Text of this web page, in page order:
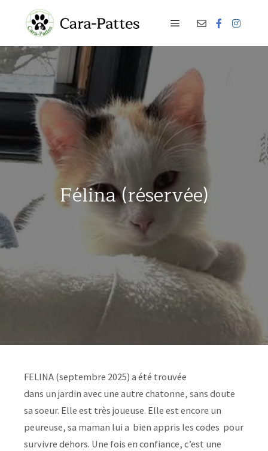
Félina (réservée)
FELINA (septembre 2025) a été trouvée
dans un jardin avec une autre chatonne, sans doute
sa soeur. Elle est très joueuse. Elle est encore un
peureuse, sa maman lui a bien appris les codes pour
survivre dehors. Une fois en confiance, c’est une